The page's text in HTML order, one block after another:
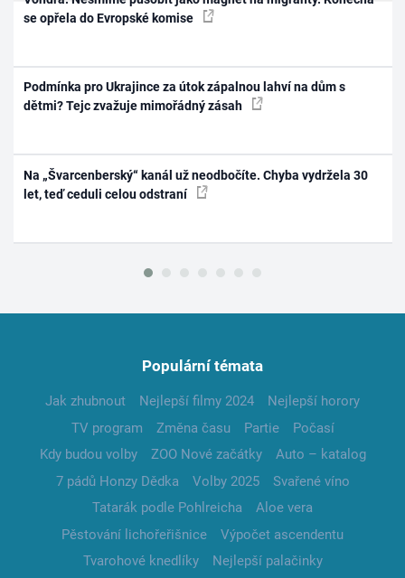
se opřela do Evropské komise
Podmínka pro Ukrajince za útok zápalnou lahví na dům s
dětmi? Tejc zvažuje mimořádný zásah
Na „Švarcenberský“ kanál už neodbočíte. Chyba vydržela 30
let, teď ceduli celou odstraní
Populární témata
Jak zhubnout Nejlepší filmy 2024
Nejlepší horory
TV program
Změna času Partie
Počasí
Kdy budou volby
ZOO Nové začátky
Auto – katalog
7 pádů Honzy Dědka
Volby 2025
Svařené víno
Tatarák podle Pohlreicha
Aloe vera
Pěstování lichořeřišnice
Výpočet ascendentu
Tvarohové knedlíky
Nejlepší palačinky